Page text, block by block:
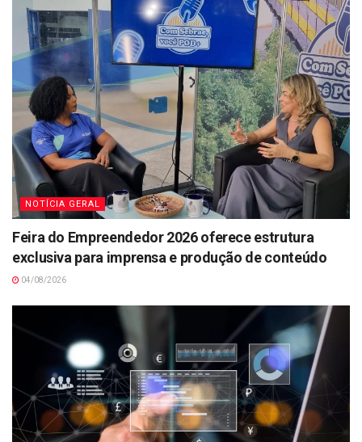
NOTÍCIA GERAL
Feira do Empreendedor 2026 oferece estrutura
exclusiva para imprensa e produção de conteúdo
04/08/2026